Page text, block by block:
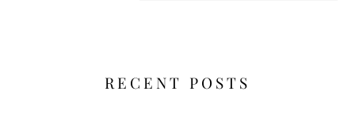
RECENT POSTS